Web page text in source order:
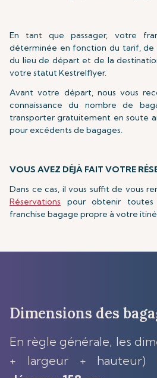
En tant que passager, votre
déterminée en fonction du tarif,
du lieu de départ et de la
votre statut Kestrelflyer.
Avant votre départ, nous vous
connaissance du nombre de
transporter gratuitement en soute
pour excédents de bagages.
VOUS AVEZ DÉJÀ FAIT VOTRE
Dans ce cas, il vous suffit de vous
Réservations pour obtenir toutes
franchise bagage propre à votre
Dimensions des
En règle générale, les
+ largeur + hauteur)